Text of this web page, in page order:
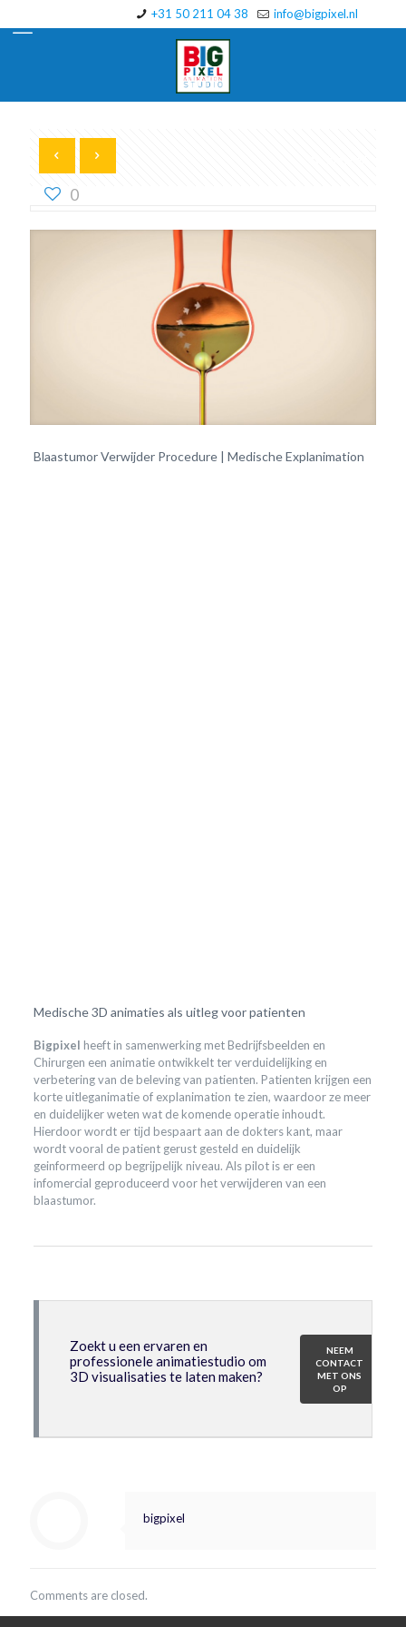
+31 50 211 04 38 info@bigpixel.nl
0
Blaastumor Verwijder Procedure | Medische Explanimation
Medische 3D animaties als uitleg voor patienten
Bigpixel heeft in samenwerking met Bedrijfsbeelden en
Chirurgen een animatie ontwikkelt ter verduidelijking en
verbetering van de beleving van patienten. Patienten krijgen een
korte uitleganimatie of explanimation te zien, waardoor ze meer
en duidelijker weten wat de komende operatie inhoudt.
Hierdoor wordt er tijd bespaart aan de dokters kant, maar
wordt vooral de patient gerust gesteld en duidelijk
geinformeerd op begrijpelijk niveau. Als pilot is er een
infomercial geproduceerd voor het verwijderen van een
blaastumor.
Zoekt u een ervaren en
professionele animatiestudio om
3D visualisaties te laten maken?
NEEM
CONTACT
MET ONS
OP
bigpixel
Comments are closed.